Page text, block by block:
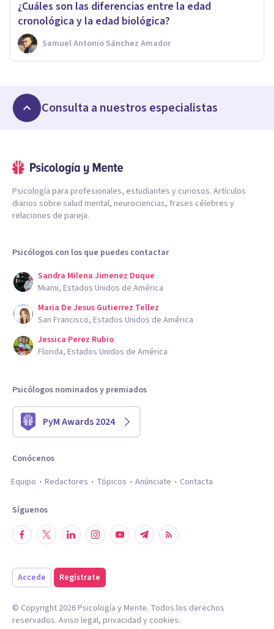
¿Cuáles son las diferencias entre la edad
cronológica y la edad biológica?
Samuel Antonio Sánchez Amador
Consulta a nuestros especialistas
Psicología para profesionales, estudiantes y curiosos. Artículos
diarios sobre salud mental, neurociencias, frases célebres y
relaciones de pareja.
Psicólogos con los que puedes contactar
Sandra Milena Jimenez Duque
Miami, Estados Unidos de América
Maria De Jesus Gutierrez Tellez
San Francisco, Estados Unidos de América
Jessica Perez Rubio
Florida, Estados Unidos de América
Psicólogos nominados y premiados
PyM Awards 2024
Conócenos
Equipo
Redactores Tópicos Anúnciate Contacta
Síguenos
Accede Regístrate
© Copyright 2026Psicología y Mente. Todos los derechos
reservados. Aviso legal, privacidad y cookies.